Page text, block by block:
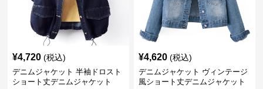
¥4,720 (税込)
デニムジャケット 半袖ドロスト
ショート丈デニムジャケット
¥4,620 (税込)
デニムジャケット ヴィンテージ
風ショート丈デニムジャケット